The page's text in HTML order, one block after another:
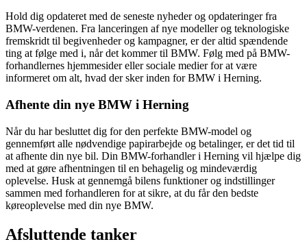
Hold dig opdateret med de seneste nyheder og opdateringer fra
BMW-verdenen. Fra lanceringen af nye modeller og teknologiske
fremskridt til begivenheder og kampagner, er der altid spændende
ting at følge med i, når det kommer til BMW. Følg med på BMW-
forhandlernes hjemmesider eller sociale medier for at være
informeret om alt, hvad der sker inden for BMW i Herning.
Afhente din nye BMW i Herning
Når du har besluttet dig for den perfekte BMW-model og
gennemført alle nødvendige papirarbejde og betalinger, er det tid til
at afhente din nye bil. Din BMW-forhandler i Herning vil hjælpe dig
med at gøre afhentningen til en behagelig og mindeværdig
oplevelse. Husk at gennemgå bilens funktioner og indstillinger
sammen med forhandleren for at sikre, at du får den bedste
køreoplevelse med din nye BMW.
Afsluttende tanker